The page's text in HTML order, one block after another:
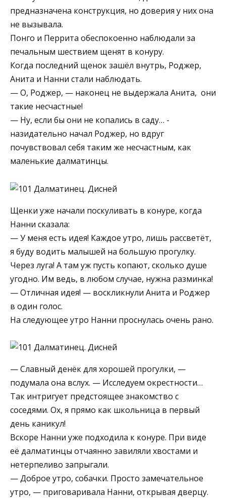
предназначена конструкция, но доверия у них она
не вызывала.
Понго и Перрита обеспокоенно наблюдали за
печальным шествием щенят в конуру.
Когда последний щенок зашёл внутрь, Роджер,
Анита и Нанни стали наблюдать.
— О, Роджер, — наконец не выдержала Анита, ­ они
такие несчастные!
— Ну, если бы они не копались в саду… ­
назидательно начал Роджер, но вдруг
почувствовал себя таким же несчастным, как
маленькие далматинцы.
Щенки уже начали поскуливать в конуре, когда
Нанни сказала:
— У меня есть идея! Каждое утро, лишь рассветёт,
я буду водить малышей на большую прогулку.
Через луга! А там уж пусть копают, сколько душе
угодно. Им ведь, в любом случае, нужна разминка!
— Отличная идея! — воскликнули Анита и Роджер
в один голос.
На следующее утро Нанни проснулась очень рано.
— Славный денёк для хорошей прогулки, —
подумала она вслух. — Исследуем окрестности…
Так интригует предстоящее знакомство с
соседями. Ох, я прямо как школьница в первый
день каникул!
Вскоре Нанни уже подходила к конуре. При виде
её далматинцы отчаянно завиляли хвостами и
нетерпеливо запрыгали.
— Доброе утро, собачки. Просто замечательное
утро, — приговаривала Нанни, открывая дверцу.